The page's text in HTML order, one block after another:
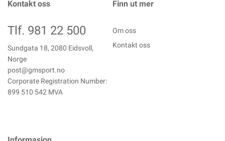
Kontakt oss
Tlf. 981 22 500
Sundgata 18, 2080 Eidsvoll,
Norge
post@gmsport.no
Corporate Registration Number:
899 510 542 MVA
Finn ut mer
Om oss
Kontakt oss